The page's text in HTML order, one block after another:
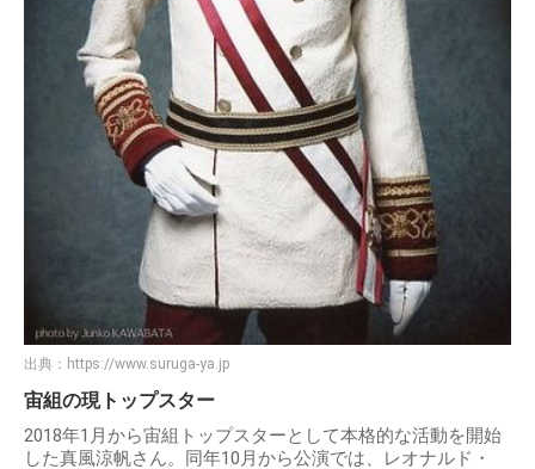
出典： https://www.suruga-ya.jp
宙組の現トップスター
2018年1月から宙組トップスターとして本格的な活動を開始
した真風涼帆さん。同年10月から公演では、レオナルド・